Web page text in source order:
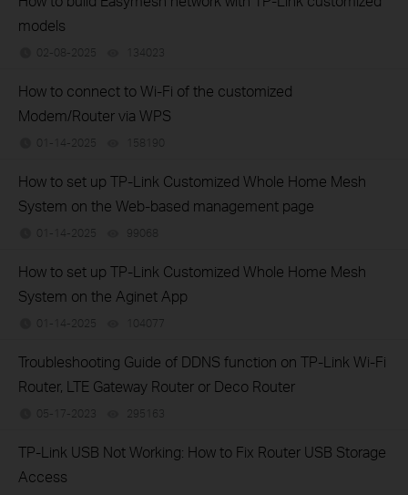
models
02-08-2025 134023
How to connect to Wi-Fi of the customized
Modem/Router via WPS
01-14-2025 158190
How to set up TP-Link Customized Whole Home Mesh
System on the Web-based management page
01-14-2025 99068
How to set up TP-Link Customized Whole Home Mesh
System on the Aginet App
01-14-2025 104077
Troubleshooting Guide of DDNS function on TP-Link Wi-Fi
Router, LTE Gateway Router or Deco Router
05-17-2023 295163
TP-Link USB Not Working: How to Fix Router USB Storage
Access